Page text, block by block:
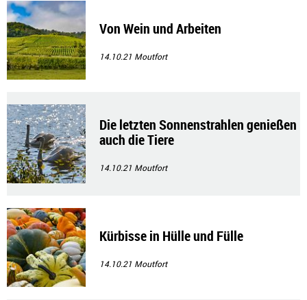
Von Wein und Arbeiten
14.10.21 Moutfort
Die letzten Sonnenstrahlen genießen
auch die Tiere
14.10.21 Moutfort
Kürbisse in Hülle und Fülle
14.10.21 Moutfort